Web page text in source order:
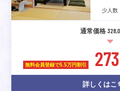
少人数
通常価格
無料会員登録で5.5万円割引
詳しくはこ